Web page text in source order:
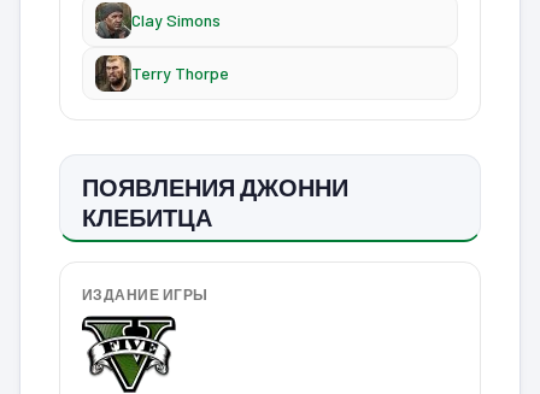
Clay Simons
Terry Thorpe
ПОЯВЛЕНИЯ ДЖОННИ
КЛЕБИТЦА
ИЗДАНИЕ ИГРЫ